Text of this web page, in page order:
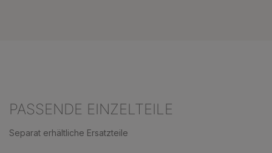
PASSENDE EINZELTEILE
Separat erhältliche Ersatzteile